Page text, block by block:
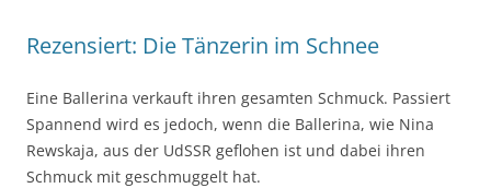
Rezensiert: Die Tänzerin im Schnee
Eine Ballerina verkauft ihren gesamten Schmuck. Passiert
Spannend wird es jedoch, wenn die Ballerina, wie Nina
Rewskaja, aus der UdSSR geflohen ist und dabei ihren
Schmuck mit geschmuggelt hat.